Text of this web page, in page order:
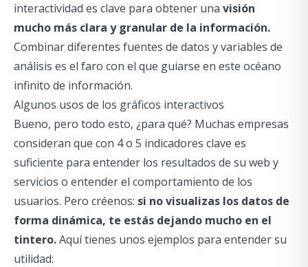
interactividad es clave para obtener una visión
mucho más clara y granular de la información.
Combinar diferentes fuentes de datos y variables de
análisis es el faro con el que guiarse en este océano
infinito de información.
Algunos usos de los gráficos interactivos
Bueno, pero todo esto, ¿para qué? Muchas empresas
consideran que con 4 o 5 indicadores clave es
suficiente para entender los resultados de su web y
servicios o entender el comportamiento de los
usuarios. Pero créenos: si no visualizas los datos de
forma dinámica, te estás dejando mucho en el
tintero.Aquí tienes unos ejemplos para entender su
utilidad: